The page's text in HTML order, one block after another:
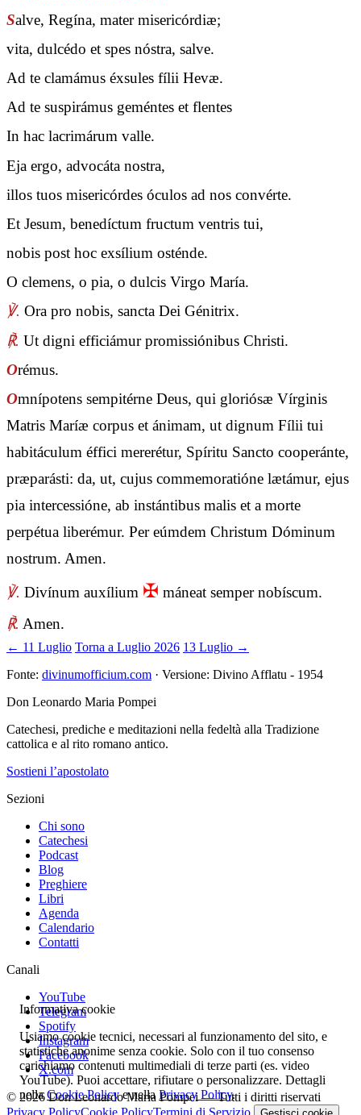
Salve, Regína, mater misericórdiæ;
vita, dulcédo et spes nóstra, salve.
Ad te clamámus éxsules fílii Hevæ.
Ad te suspirámus geméntes et flentes
In hac lacrimárum valle.
Eja ergo, advocáta nostra,
illos tuos misericórdes óculos ad nos convérte.
Et Jesum, benedíctum fructum ventris tui,
nobis post hoc exsílium osténde.
O clemens, o pia, o dulcis Virgo María.
℣. Ora pro nobis, sancta Dei Génitrix.
℟. Ut digni efficiámur promissiónibus Christi.
Orémus.
Omnípotens sempitérne Deus, qui gloriósæ Vírginis
Matris Maríæ corpus et ánimam, ut dignum Fílii tui
habitáculum éffici mererétur, Spíritu Sancto cooperánte,
præparásti: da, ut, cujus commemoratióne lætámur, ejus
pia intercessióne, ab instántibus malis et a morte
perpétua liberémur. Per eúmdem Christum Dóminum
nostrum. Amen.
℣. Divínum auxílium ✠ máneat semper nobíscum.
℟. Amen.
← 11 Luglio Torna a Luglio 2026 13 Luglio →
Fonte: divinumofficium.com · Versione: Divino Afflatu - 1954
Don Leonardo Maria Pompei
Catechesi, prediche e meditazioni nella fedeltà alla Tradizione
cattolica e al rito romano antico.
Sostieni l’apostolato
Sezioni
Chi sono
Catechesi
Podcast
Blog
Preghiere
Libri
Agenda
Calendario
Contatti
Canali
YouTube
Telegram
Spotify
Instagram
Facebook
X.com
© 2026 Don Leonardo Maria Pompei — Tutti i diritti riservati
Privacy PolicyCookie PolicyTermini di Servizio
Informativa cookie
Usiamo cookie tecnici, necessari al funzionamento del sito, e
statistiche anonime senza cookie. Solo con il tuo consenso
carichiamo contenuti multimediali di terze parti (es. video
YouTube). Puoi accettare, rifiutare o personalizzare. Dettagli
nellaCookie Policye nella Privacy Policy.